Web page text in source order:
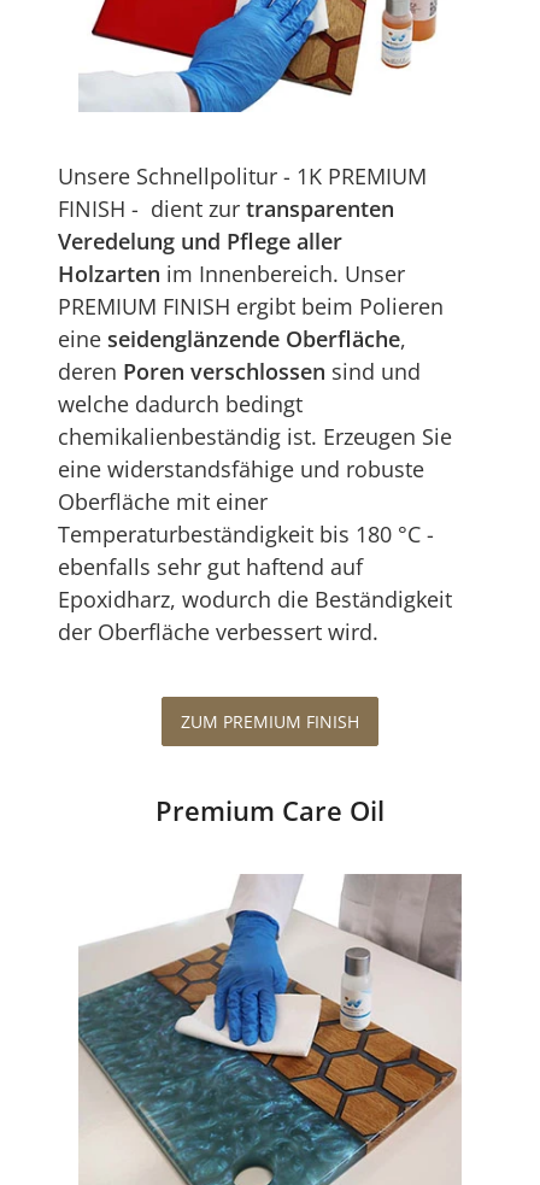
Unsere Schnellpolitur - 1K PREMIUM
FINISH - dient zur transparenten
Veredelung und Pflege aller
Holzarten im Innenbereich. Unser
PREMIUM FINISH ergibt beim Polieren
eine seidenglänzende Oberfläche,
deren Poren verschlossen sind und
welche dadurch bedingt
chemikalienbeständig ist. Erzeugen Sie
eine widerstandsfähige und robuste
Oberfläche mit einer
Temperaturbeständigkeit bis 180 °C -
ebenfalls sehr gut haftend auf
Epoxidharz, wodurch die Beständigkeit
der Oberfläche verbessert wird.
ZUM PREMIUM FINISH
Premium Care Oil